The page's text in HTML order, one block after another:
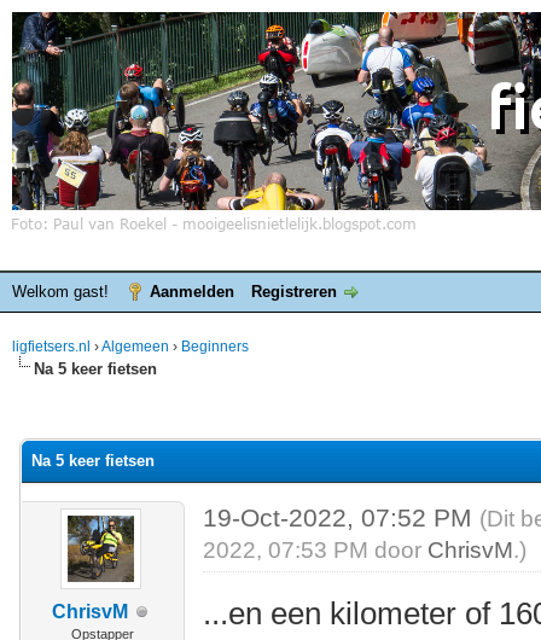
Welkom gast! Aanmelden Registreren
ligfietsers.nl ›Algemeen › Beginners
Na 5 keer fietsen
Na 5 keer fietsen
ChrisvM
Opstapper
19-Oct-2022, 07:52 PM (Dit
2022, 07:53 PM door ChrisvM.)
...en een kilometer of